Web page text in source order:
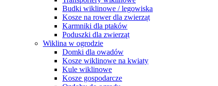
Budki wiklinowe / legowiska
Kosze na rower dla zwierząt
Karmniki dla ptaków
Poduszki dla zwierząt
Wiklina w ogrodzie
Domki dla owadów
Kosze wiklinowe na kwiaty
Kule wiklinowe
Kosze gospodarcze